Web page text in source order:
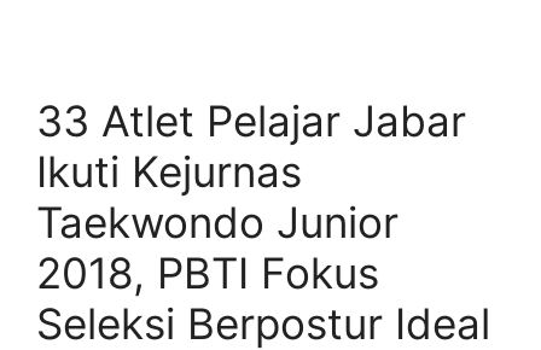
33 Atlet Pelajar Jabar
Ikuti Kejurnas
Taekwondo Junior
2018, PBTI Fokus
Seleksi Berpostur Ideal